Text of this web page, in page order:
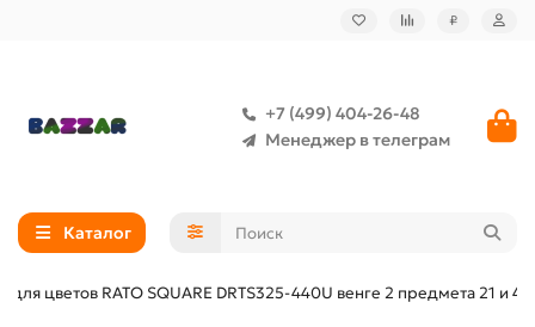
₽
+7 (499) 404-26-48
Менеджер в телеграм
Каталог
цветов RATO SQUARE DRTS325-440U венге 2 предмета 21 и 49